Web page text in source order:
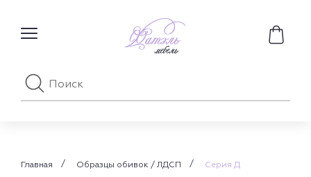
Главная Образцы обивок / ЛДСП Серия Д